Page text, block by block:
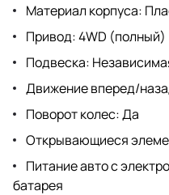
Материал корпуса:
Привод: 4WD (полный)
Подвеска:
Движение вперед/
Поворот колес: Да
Открывающиеся
Питание авто с
батарея